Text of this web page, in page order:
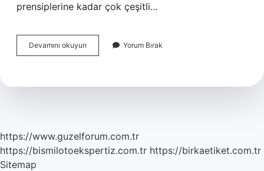
prensiplerine kadar çok çeşitli…
Devamını okuyun Uçaklarda
Valf
Yorum Bırak
https://www.guzelforum.com.tr
https://bismilotoekspertiz.com.tr https://birkaetiket.com.tr
Sitemap